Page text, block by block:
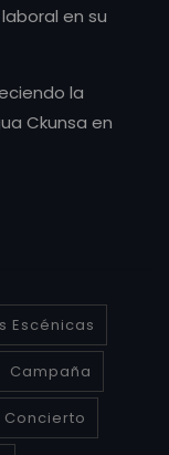
en su
la
Ckunsa en
Escénicas
Campaña
Concierto